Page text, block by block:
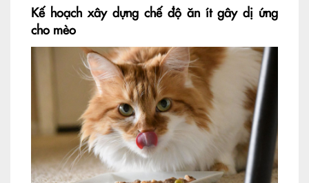
Kế hoạch xây dựng chế độ ăn ít gây dị ứng
cho mèo